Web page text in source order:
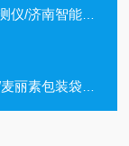
南智能密封仪*
包装袋密封仪